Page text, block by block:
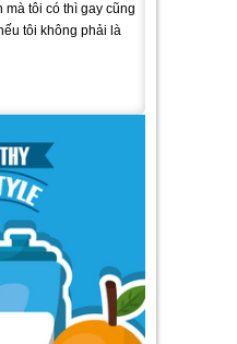
tôi có thì gay cũng
tôi không phải là